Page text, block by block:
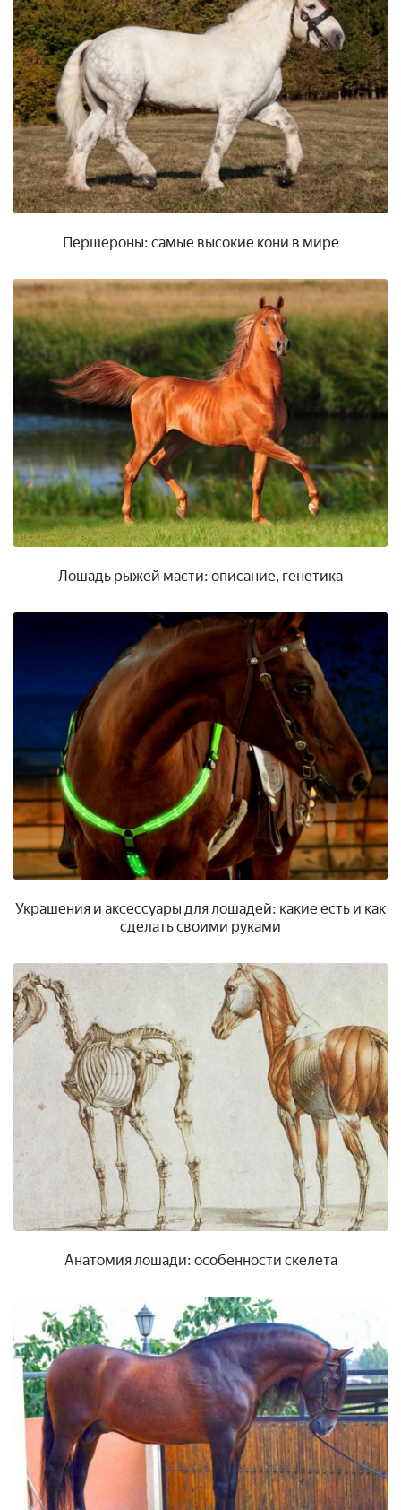
Першероны: самые высокие кони в мире
Лошадь рыжей масти: описание, генетика
Украшения и аксессуары для лошадей: какие есть и как
сделать своими руками
Анатомия лошади: особенности скелета